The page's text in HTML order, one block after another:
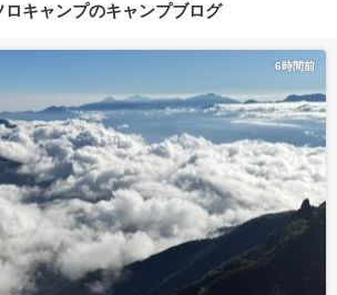
ロキャンプのキャンプブログ
6時間前